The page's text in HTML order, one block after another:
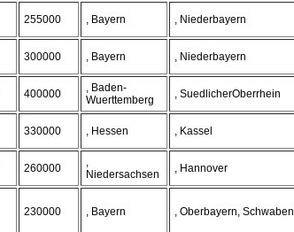
255000 , Bayern , Niederbayern
300000 , Bayern , Niederbayern
400000
, Baden-
Wuerttemberg
, SuedlicherOberrhein
330000 , Hessen , Kassel
260000
,
Niedersachsen
, Hannover
230000 , Bayern , Oberbayern, Schwaben